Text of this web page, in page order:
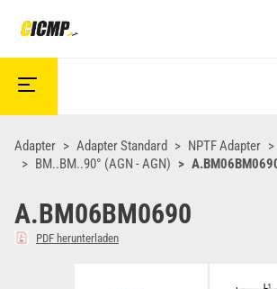
Adapter Adapter Standard NPTF Adapter
BM..BM..90° (AGN - AGN)
A.BM06BM0690
PDF herunterladen